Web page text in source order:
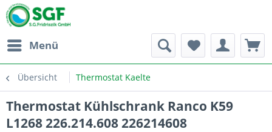
Menü
Übersicht Thermostat Kaelte
Thermostat Kühlschrank Ranco K59
L1268 226.214.608 226214608